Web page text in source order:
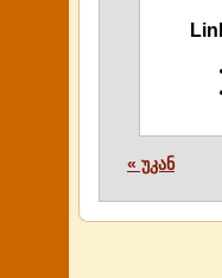
« უკან